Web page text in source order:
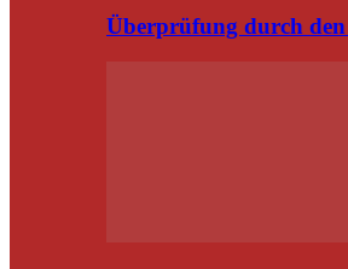
Überprüfung durch den